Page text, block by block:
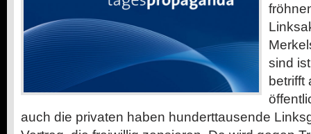
sind
betrifft
auch die privaten haben hunderttausende